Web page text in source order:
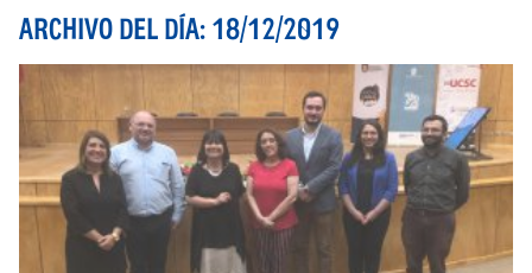
ARCHIVO DEL DÍA: 18/12/2019